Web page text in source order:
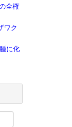
全権
ワク
に化